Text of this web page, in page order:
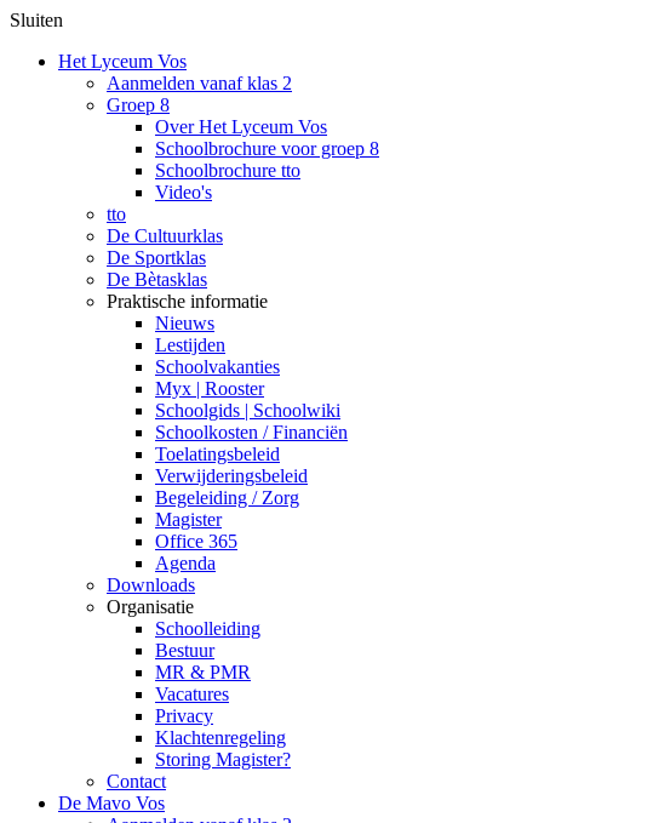
Sluiten
Het Lyceum Vos
Aanmelden vanaf klas 2
Groep 8
Over Het Lyceum Vos
Schoolbrochure voor groep 8
Schoolbrochure tto
Video's
tto
De Cultuurklas
De Sportklas
De Bètasklas
Praktische informatie
Nieuws
Lestijden
Schoolvakanties
Myx | Rooster
Schoolgids | Schoolwiki
Schoolkosten / Financiën
Toelatingsbeleid
Verwijderingsbeleid
Begeleiding / Zorg
Magister
Office 365
Agenda
Downloads
Organisatie
Schoolleiding
Bestuur
MR & PMR
Vacatures
Privacy
Klachtenregeling
Storing Magister?
Contact
De Mavo Vos